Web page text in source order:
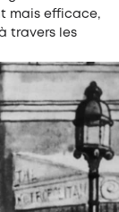
mais efficace,
travers les